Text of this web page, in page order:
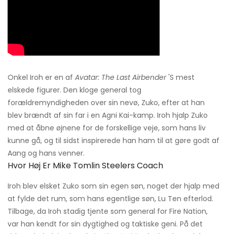
Onkel Iroh er en af Avatar: The Last Airbender'S mest
elskede figurer. Den kloge general tog
forældremyndigheden over sin nevø, Zuko, efter at han
blev brændt af sin far i en Agni Kai-kamp. Iroh hjalp Zuko
med at åbne øjnene for de forskellige veje, som hans liv
kunne gå, og til sidst inspirerede han ham til at gøre godt af
Aang og hans venner.
Hvor Høj Er Mike Tomlin Steelers Coach
Iroh blev elsket Zuko som sin egen søn, noget der hjalp med
at fylde det rum, som hans egentlige søn, Lu Ten efterlod.
Tilbage, da Iroh stadig tjente som general for Fire Nation,
var han kendt for sin dygtighed og taktiske geni. På det